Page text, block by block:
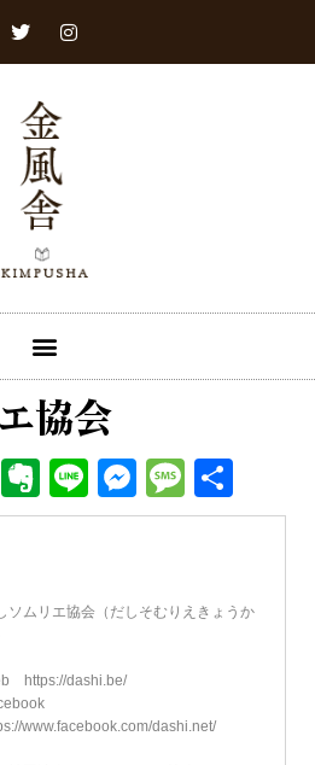
協会
Hatena
Evernote
Line
有
ソムリエ協会（だしそむりえきょうか
https://dashi.be/
www.facebook.com/dashi.net/